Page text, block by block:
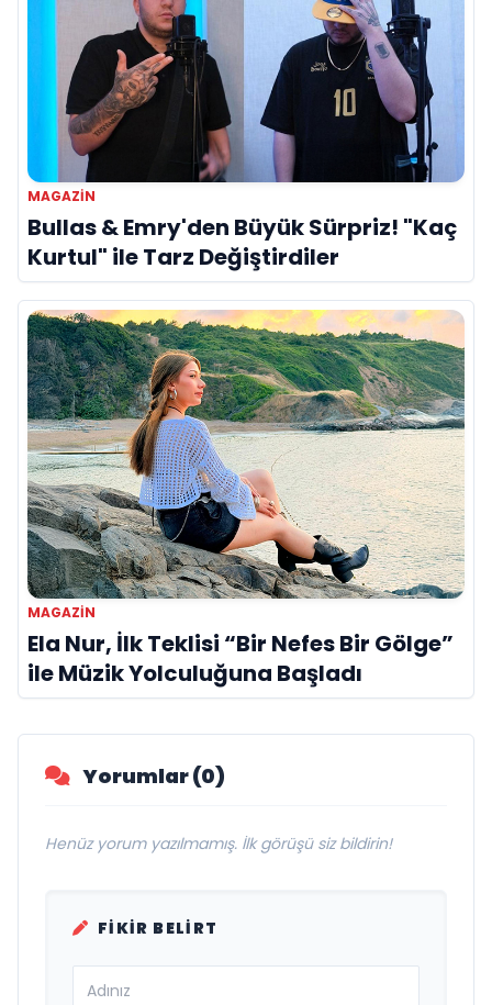
MAGAZİN
Bullas & Emry'den Büyük Sürpriz! "Kaç
Kurtul" ile Tarz Değiştirdiler
MAGAZİN
Ela Nur, İlk Teklisi “Bir Nefes Bir Gölge”
ile Müzik Yolculuğuna Başladı
Yorumlar (0)
Henüz yorum yazılmamış. İlk görüşü siz bildirin!
FIKIR BELIRT